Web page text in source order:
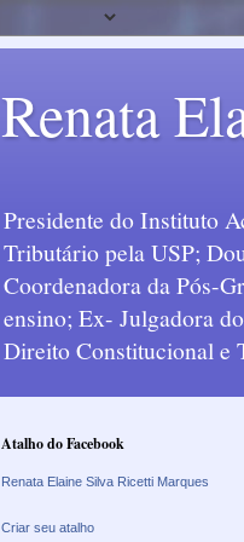
Renata
Presidente do Instituto
Tributário pela USP;
Coordenadora da Pós-
ensino; Ex- Julgadora
Direito Constitucional e
Atalho do Facebook
Renata Elaine Silva Ricetti Marques
Criar seu atalho